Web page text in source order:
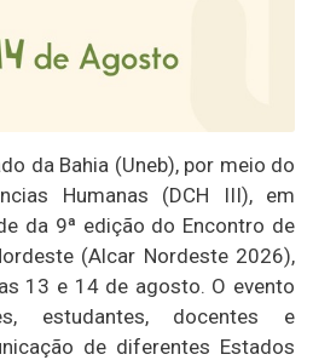
da Bahia (Uneb), por meio do
Humanas (DCH III), em
da 9ª edição do Encontro de
(Alcar Nordeste 2026),
13 e 14 de agosto. O evento
estudantes, docentes e
de diferentes Estados